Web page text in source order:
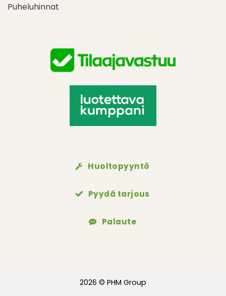
Puheluhinnat
Huoltopyyntö
Pyydä tarjous
Palaute
2026 © PHM Group